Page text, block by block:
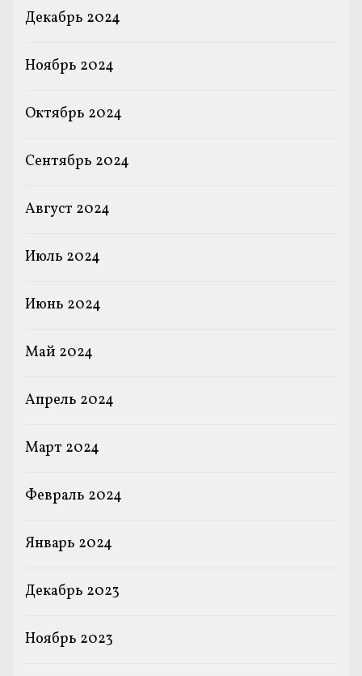
Декабрь 2024
Ноябрь 2024
Октябрь 2024
Сентябрь 2024
Август 2024
Июль 2024
Июнь 2024
Май 2024
Апрель 2024
Март 2024
Февраль 2024
Январь 2024
Декабрь 2023
Ноябрь 2023